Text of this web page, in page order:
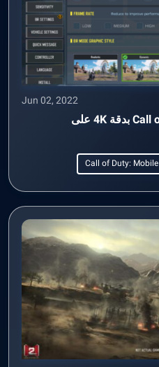
Jun 02, 2022
كيفية لعب Call of Duty: Mobile بدقة 4K على
Call of Duty: Mobile